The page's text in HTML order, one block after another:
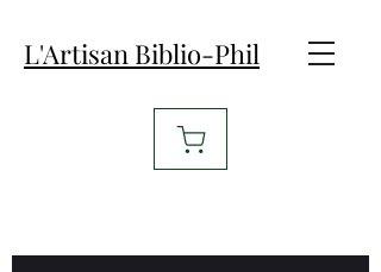
L'Artisan Biblio-Phil